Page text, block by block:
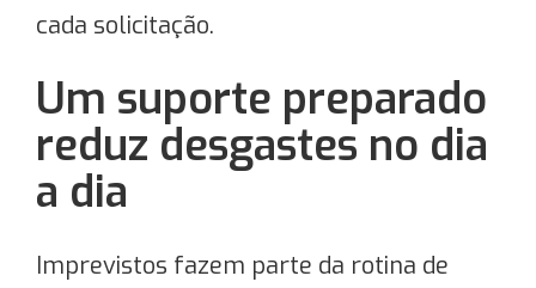
cada solicitação.
Um suporte preparado
reduz desgastes no dia
a dia
Imprevistos fazem parte da rotina de